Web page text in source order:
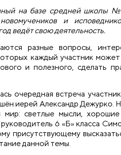
на базе средней школы
и
ведёт свою деятельность.
разные вопросы,
каждый участник может
и полезного, сделать
очередная встреча
иерей Александр Дежурко.
светлые мысли,
6 «Б» класса
присутствующему
данной темы.